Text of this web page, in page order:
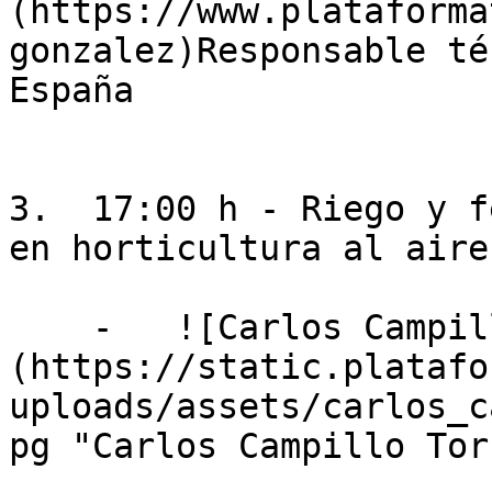
(https://
gonzalez)Responsable
España
3.  17:00 h - Riego y
en horticultura al
(https://
uploads/assets/
pg "Carlos Campillo